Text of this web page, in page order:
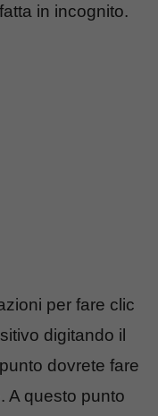
in incognito.
per fare clic
digitando il
dovrete fare
A questo punto